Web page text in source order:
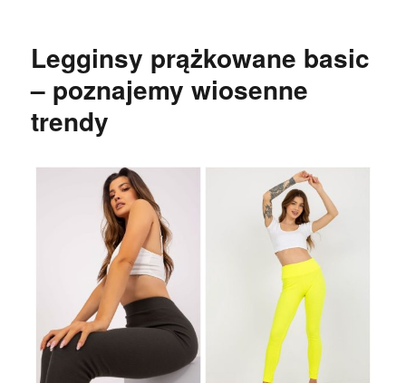
Legginsy prążkowane basic
– poznajemy wiosenne
trendy